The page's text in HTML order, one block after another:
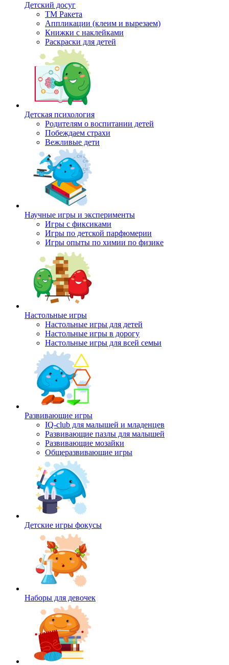
Детский досуг
ТМ Ракета
Аппликации (клеим и вырезаем)
Книжки с наклейками
Раскраски для детей
Детская психология
Родителям о воспитании детей
Побеждаем страхи
Вежливые дети
Научные игры и эксперименты
Игры с фиксиками
Игры по детской парфюмерии
Игры опыты по химии по физике
Настольные игры
Настольные игры для детей
Настольные игры в дорогу
Настольные игры для всей семьи
Развивающие игры
IQ-club для малышей и младенцев
Развивающие пазлы для малышей
Развивающие мозайки
Общеразвивающие игры
Детские игры фокусы
Наборы для девочек